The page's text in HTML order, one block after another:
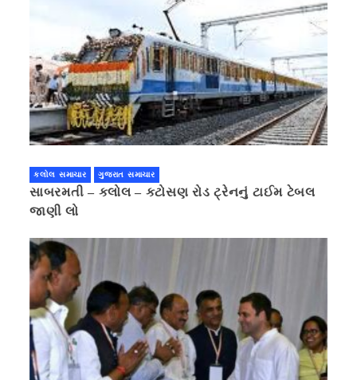
કલોલ સમાચાર ગુજરાત સમાચાર
સાબરમતી – કલોલ – કટોસણ રોડ ટ્રેનનું ટાઈમ ટેબલ
જાણી લો